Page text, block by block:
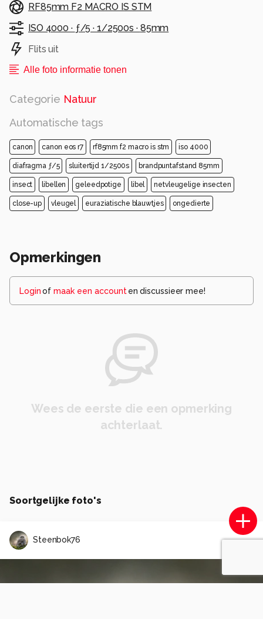
RF85mm F2 MACRO IS STM
ISO 4000 · ƒ/5 · 1/2500s · 85mm
Flits uit
Alle foto informatie tonen
Categorie Natuur
Automatische tags
canon canon eos r7 rf85mm f2 macro is stm iso 4000
diafragma ƒ/5 sluitertijd 1/2500s brandpuntafstand 85mm
insect libellen geleedpotige libel netvleugelige insecten
close-up vleugel euraziatische blauwtjes ongedierte
Opmerkingen
Loginof maak een account en discussieer mee!
Wees de eerste die een opmerking
achterlaat.
Soortgelijke foto's
Steenbok76